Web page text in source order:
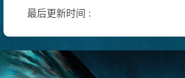
最后更新时间 :